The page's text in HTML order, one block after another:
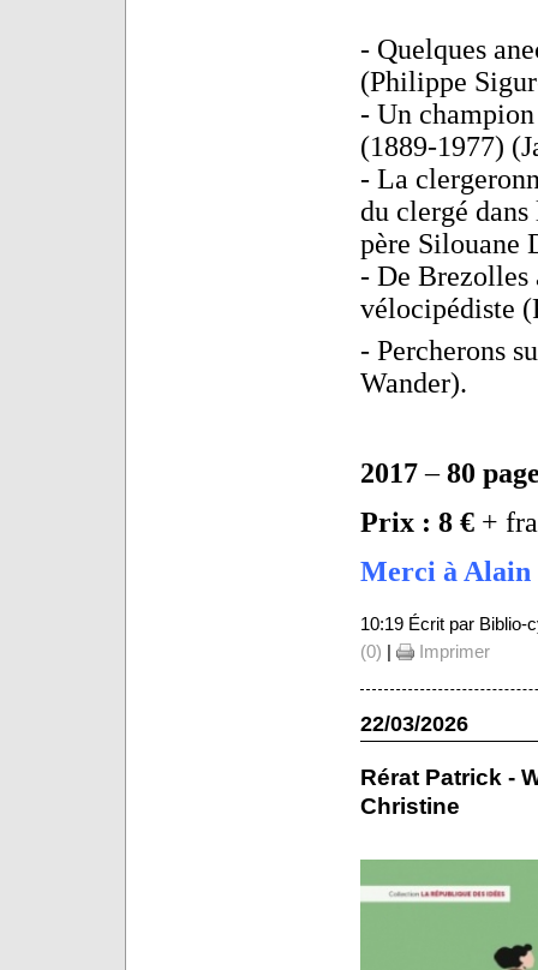
- Quelques
(Philippe
- Un
(1889-1977)
- La
du clergé dans
père Silouane
- De Brezolles
vélocipédiste
- Percherons
Wander).
2017–80
Prix : 8 €+
Merci à Alain
10:19 Écrit par Biblio-
(0) | Imprimer
22/03/2026
Rérat Patrick -
Christine